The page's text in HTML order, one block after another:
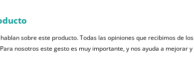
sobre este producto. Todas las opiniones que recibimos de los
nosotros este gesto es muy importante, y nos ayuda a mejorar y